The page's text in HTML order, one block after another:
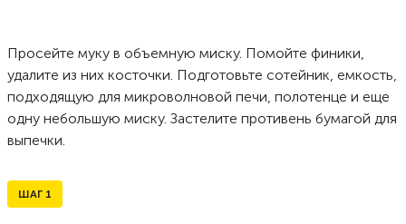
Просейте муку в объемную миску. Помойте финики,
удалите из них косточки. Подготовьте сотейник, емкость,
подходящую для микроволновой печи, полотенце и еще
одну небольшую миску. Застелите противень бумагой для
выпечки.
ШАГ 1